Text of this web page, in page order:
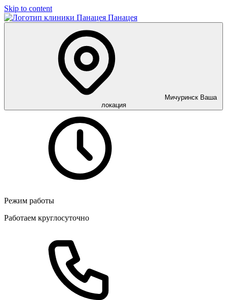
Skip to content
Панацея
Мичуринск Ваша
локация
Режим работы
Работаем круглосуточно